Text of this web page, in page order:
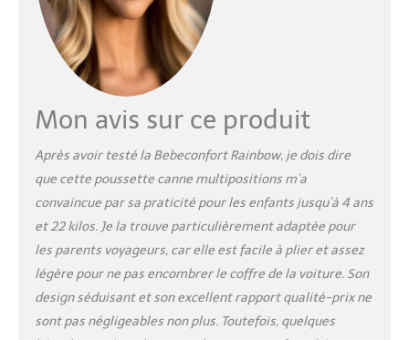
automatique permet de
la ranger dans les
emplacements les plus
canne Rainbow de
Bebeconfort est ultra
déplacer
Mon avis sur ce produit
Après avoir testé la Bebeconfort Rainbow, je dois dire
que cette poussette canne multipositions m’a
convaincue par sa praticité pour les enfants jusqu’à 4 ans
et 22 kilos. Je la trouve particulièrement adaptée pour
les parents voyageurs, car elle est facile à plier et assez
légère pour ne pas encombrer le coffre de la voiture. Son
design séduisant et son excellent rapport qualité-prix ne
sont pas négligeables non plus. Toutefois, quelques